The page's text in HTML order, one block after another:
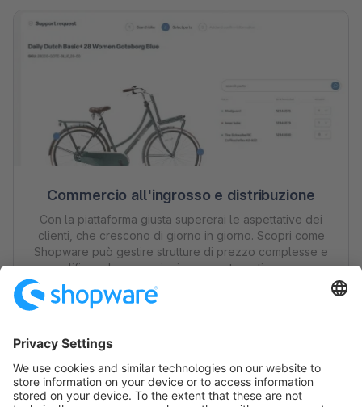
Commercio all'ingrosso e distribuzione
Con la piattaforma giusta supererai le aspettative dei
clienti, che crescono di giorno in giorno. Scopri come
Shopware può gestire strutture di prezzo complesse e
semplificare le operazioni, per mantenerti sempre un
passo avanti rispetto alla concorrenza.